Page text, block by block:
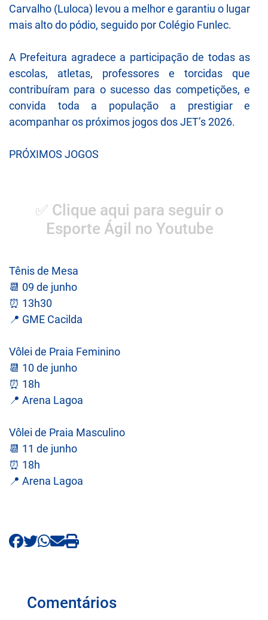
Carvalho (Luloca) levou a melhor e garantiu o lugar
mais alto do pódio, seguido por Colégio Funlec.
A Prefeitura agradece a participação de todas as
escolas, atletas, professores e torcidas que
contribuíram para o sucesso das competições, e
convida toda a população a prestigiar e
acompanhar os próximos jogos dos JET’s 2026.
PRÓXIMOS JOGOS
✅ Clique aqui para seguir o
Esporte Ágil no Youtube
Tênis de Mesa
📆 09 de junho
⏰ 13h30
📍 GME Cacilda
Vôlei de Praia Feminino
📆 10 de junho
⏰ 18h
📍 Arena Lagoa
Vôlei de Praia Masculino
📆 11 de junho
⏰ 18h
📍 Arena Lagoa
Comentários